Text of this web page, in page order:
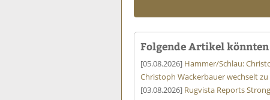
Folgende Artikel
[05.08.2026] Hammer/Schlau:
Christoph Wackerbauer wechselt zu
[03.08.2026] Rugvista Reports